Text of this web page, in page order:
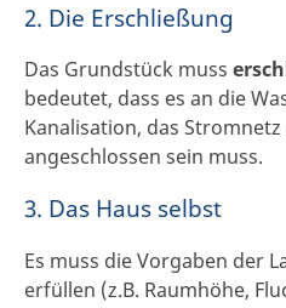
2. Die Erschließung
Das Grundstück muss
bedeutet, dass es an die
Kanalisation, das
angeschlossen sein muss.
3. Das Haus selbst
Es muss die Vorgaben der
erfüllen (z.B. Raumhöhe,